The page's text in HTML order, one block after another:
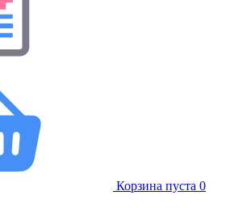
Корзина пуста 0